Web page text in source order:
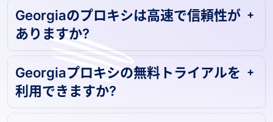
Georgiaのプロキシは高速で信頼性が
ありますか?
Georgiaプロキシの無料トライアルを
利用できますか?